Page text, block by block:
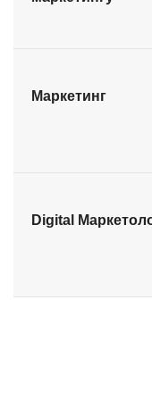
Маркетинг
Digital